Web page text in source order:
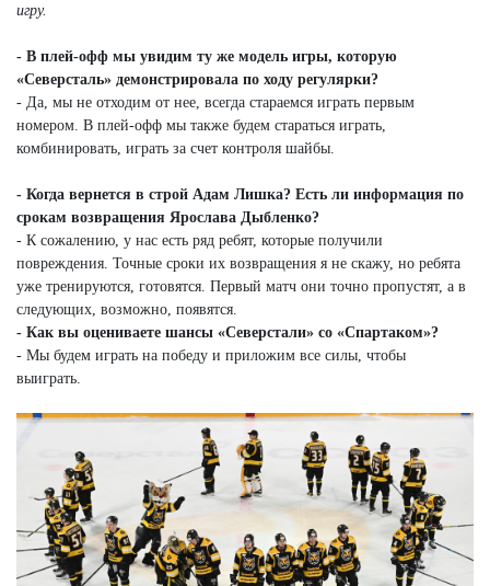
игру.
- В плей-офф мы увидим ту же модель игры, которую
«Северсталь» демонстрировала по ходу регулярки?
- Да, мы не отходим от нее, всегда стараемся играть первым
номером. В плей-офф мы также будем стараться играть,
комбинировать, играть за счет контроля шайбы.
- Когда вернется в строй Адам Лишка? Есть ли информация по
срокам возвращения Ярослава Дыбленко?
- К сожалению, у нас есть ряд ребят, которые получили
повреждения. Точные сроки их возвращения я не скажу, но ребята
уже тренируются, готовятся. Первый матч они точно пропустят, а в
следующих, возможно, появятся.
- Как вы оцениваете шансы «Северстали» со «Спартаком»?
- Мы будем играть на победу и приложим все силы, чтобы
выиграть.